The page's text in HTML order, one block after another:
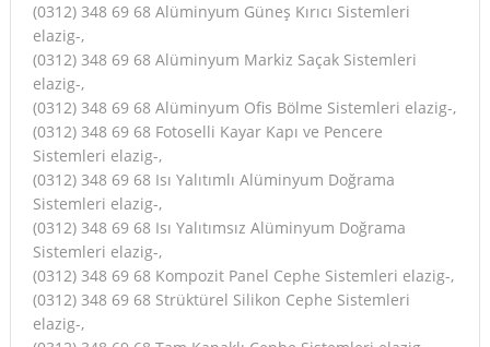
(0312) 348 69 68 Alüminyum Güneş Kırıcı Sistemleri
elazig-,
(0312) 348 69 68 Alüminyum Markiz Saçak Sistemleri
elazig-,
(0312) 348 69 68 Alüminyum Ofis Bölme Sistemleri elazig-,
(0312) 348 69 68 Fotoselli Kayar Kapı ve Pencere
Sistemleri elazig-,
(0312) 348 69 68 Isı Yalıtımlı Alüminyum Doğrama
Sistemleri elazig-,
(0312) 348 69 68 Isı Yalıtımsız Alüminyum Doğrama
Sistemleri elazig-,
(0312) 348 69 68 Kompozit Panel Cephe Sistemleri elazig-,
(0312) 348 69 68 Strüktürel Silikon Cephe Sistemleri
elazig-,